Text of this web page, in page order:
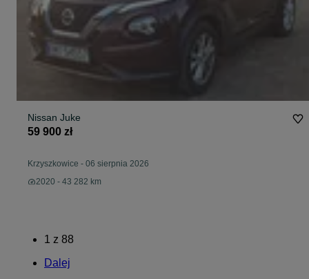
Nissan Juke
59 900 zł
Krzyszkowice - 06 sierpnia 2026
2020 - 43 282 km
1 z 88
Dalej